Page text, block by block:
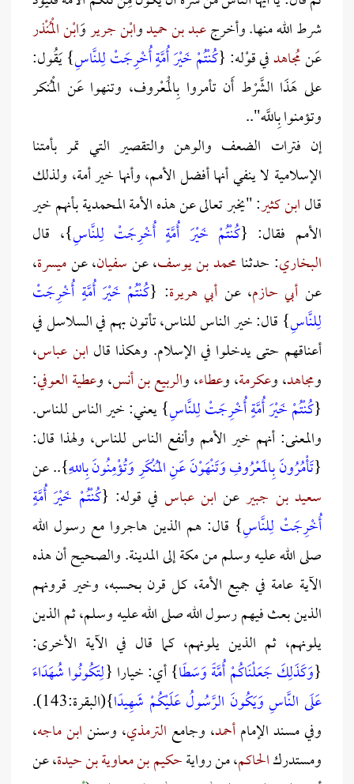
شرط الله منها. وأخرجعبد بن حميدوابْن جريروَابْن الْمُنْذر
عَنمُجاهدفي قوْله: {كُنْتُمْ خَيْرَ أُمَّةٍ أُخْرِجَتْ لِلنَّاسِ} يَقُول:
على هَذَا الشَّرْط أَن تأمروا بِالْمَعْروف، وتنهوا عَن الْمُنكر
وتؤمنوا بِاللَّه"..
إن فترات الضعف والوهن والتقصير التي تمر بأمتنا
الإسلامية لا ينفي أنها أفضل الأمم، وأنها خير أمة، ولذلك
قالابن كثير: "يخبر تعالى عن هذه الأمة المحمدية بأنهم خير
الأمم فقال: {كُنْتُمْ خَيْرَ أُمَّةٍ أُخْرِجَتْ لِلنَّاسِ}، قال
البخاري: حدثنامحمد بن يوسف، عنسفيان، عنميسرة،
عن أبي حازم، عن أبي هريرة: {كُنْتُمْ خَيْرَ أُمَّةٍ أُخْرِجَتْ
لِلنَّاسِ} قال: خير الناس للناس، تأتون بهم في السلاسل في
أعناقهم حتى يدخلوا في الإسلام. وهكذا قال ابن عباس،
ومجاهد، وعكرمة، وعطاء، والربيع بن أنس، وعطية العوفي:
{كُنْتُمْ خَيْرَ أُمَّةٍ أُخْرِجَتْ لِلنَّاسِ} يعني: خير الناس للناس.
والمعنى: أنهم خير الأمم وأنفع الناس للناس، ولهذا قال:
{تَأْمُرُونَ بِالمَعْرُوفِ وَتَنْهَوْنَ عَنِ المُنْكَرِ وَتُؤْمِنُونَ بِاللهِ}.. عن
سعيد بن جبير عنابن عباسفي قوله: {كُنْتُمْ خَيْرَ أُمَّةٍ
أُخْرِجَتْ لِلنَّاسِ} قال: هم الذين هاجروا مع رسول الله
صلى الله عليه وسلم من مكة إلى المدينة. والصحيح أن هذه
الآية عامة في جميع الأمة، كل قرن بحسبه، وخير قرونهم
الذين بعث فيهم رسول الله صلى الله عليه وسلم، ثم الذين
يلونهم، ثم الذين يلونهم، كما قال في الآية الأخرى:
{وَكَذَلِكَ جَعَلْنَاكُمْ أُمَّةً وَسَطًا} أي: خيارا {لِتَكُونُوا شُهَدَاءَ
عَلَى النَّاسِ وَيَكُونَ الرَّسُولُ عَلَيْكُمْ شَهِيدًا
}(البقرة:143).
وفي مسند الإمامأحمد، وجامع الترمذي، وسننابن ماجه،
ومستدركالحاكم، من روايةحكيم بن معاوية بن حيدة، عن